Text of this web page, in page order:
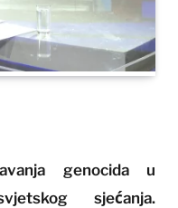
genocida u
sjećanja.